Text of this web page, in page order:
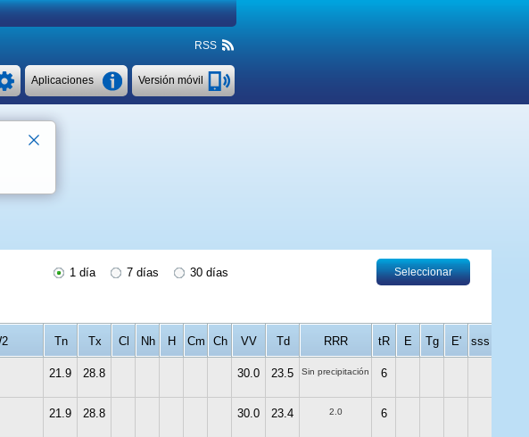
RSS
Versión móvil
Aplicaciones
1 día 7 días 30 días Seleccionar
Tn Tx Cl Nh H Cm Ch VV Td RRR tR E Tg E' sss
21.9 28.8 30.0 23.5 Sin precipitación 6
21.9 28.8 30.0 23.4 2.0 6